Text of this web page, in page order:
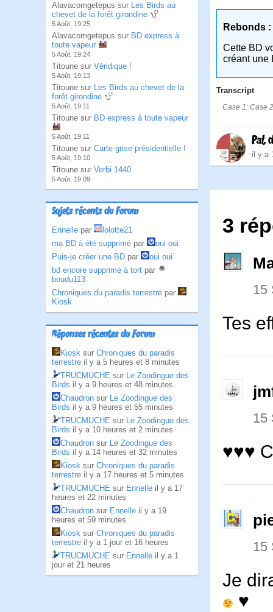
Alavacomgetepus sur Les Birds au
chevet de la forêt girondine
5 Août, 19:25
Alavacomgetepus sur BD express à
toute vapeur
5 Août, 19:24
Titoune sur Véridique !
5 Août, 19:13
Titoune sur Les Birds au chevet de la
forêt girondine
5 Août, 19:11
Titoune sur BD express à toute vapeur
5 Août, 19:11
Titoune sur Carte grise présidentielle !
5 Août, 19:10
Titoune sur Verbi 1440
5 Août, 19:09
Sujets récents du Forum
Ennelle par
lolotte21
ma BD à été supprimé par
oui oui
Puis-je créer une BD par
oui oui
bd encore supprimé à tort par
boudu113
Chroniques du paradis terrestre par
Kiosk
Réponses récentes du Forum
Kiosk sur Chroniques du paradis
terrestre il y a 5 heures et 8 minutes
TRUCMUCHE sur Le Zoodingue des
Birds il y a 9 heures et 48 minutes
Chaudron sur Le Zoodingue des
Birds il y a 9 heures et 55 minutes
TRUCMUCHE sur Le Zoodingue des
Birds il y a 10 heures et 2 minutes
Chaudron sur Le Zoodingue des
Birds il y a 14 heures et 32 minutes
Kiosk sur Chroniques du paradis
terrestre il y a 17 heures et 5 minutes
TRUCMUCHE sur Ennelle il y a 17
heures et 22 minutes
Chaudron sur Ennelle il y a 19
heures et 59 minutes
Kiosk sur Chroniques du paradis
terrestre il y a 1 jour et 16 heures
TRUCMUCHE sur Ennelle il y a 1
jour et 21 heures
Rebonds :
Cette BD
créant une
Transcript
Case 1: Case
Pat
il y a
3
15
Tes
15
♥♥♥
15
Je
♥